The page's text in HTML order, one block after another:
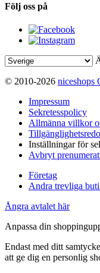
Följ oss på
© 2010-2026 niceshops
Impressum
Sekretesspolicy
Allmänna villkor
Inställningar för
Avbryt
Företag
Andra trevliga
Ångra avtalet här
Anpassa din
Endast med ditt
att ge dig en personlig